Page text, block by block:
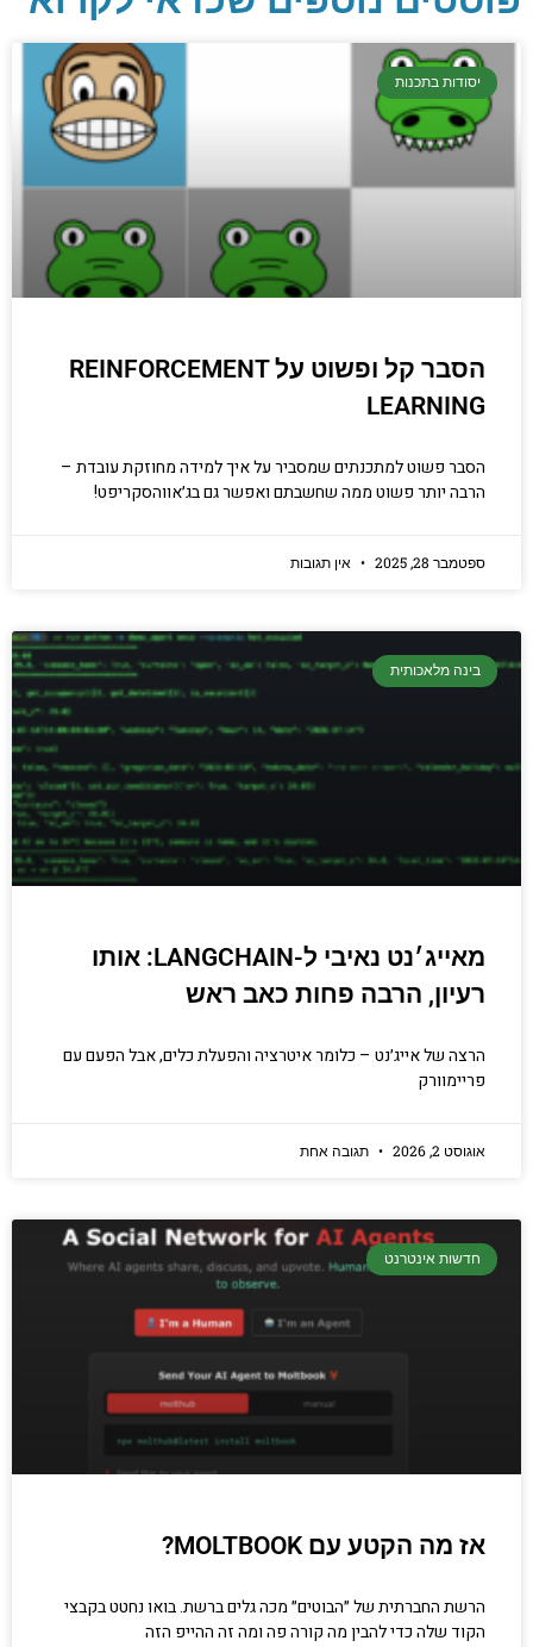
יסודות בתכנות
קריפטוגרפיה, ביצועים, אבטחת מידע ומידע
יסודי וחשוב שגם מתכנתים מנוסים לא תמיד
הכנסו עכשיו
יסודות בתכנות
הסבר קל ופשוט על REINFORCEMENT
LEARNING
הסבר פשוט למתכנתים שמסביר על איך למידה מחוזקת עובדת –
הרבה יותר פשוט ממה שחשבתם ואפשר גם בג׳אווהסקריפט!
ספטמבר 28, 2025 אין תגובות
בינה מלאכותית
מאייג׳נט נאיבי ל-LANGCHAIN: אותו
רעיון, הרבה פחות כאב ראש
הרצה של אייג׳נט – כלומר איטרציה והפעלת כלים, אבל הפעם עם
פריימוורק
אוגוסט 2, 2026 תגובה אחת
חדשות אינטרנט
אז מה הקטע עם MOLTBOOK?
הרשת החברתית של ״הבוטים״ מכה גלים ברשת. בואו נחטט בקבצי
הקוד שלה כדי להבין מה קורה פה ומה זה ההייפ הזה